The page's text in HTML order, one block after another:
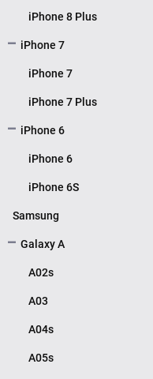
iPhone 8 Plus
iPhone 7
iPhone 7
iPhone 7 Plus
iPhone 6
iPhone 6
iPhone 6S
Samsung
Galaxy A
A02s
A03
A04s
A05s